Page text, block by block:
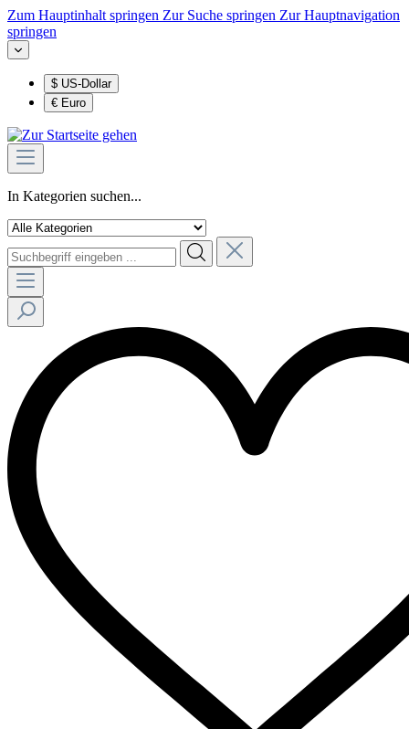
Zum Hauptinhalt springen Zur Suche springen Zur Hauptnavigation
springen
$ US-Dollar
€ Euro
In Kategorien suchen...